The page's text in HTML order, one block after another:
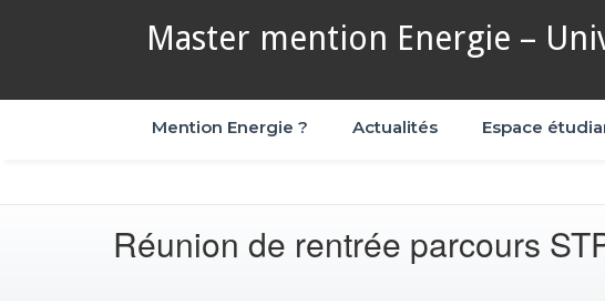
Master mention Energie –
Mention Energie ? Actualités Espace
Réunion de rentrée parcours